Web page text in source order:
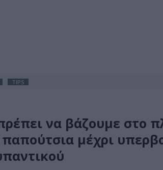
TIPS
να βάζουμε στο
μέχρι